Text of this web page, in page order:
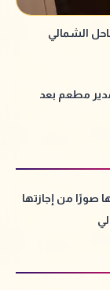
الشمالي
مطعم بعد
من إجازتها